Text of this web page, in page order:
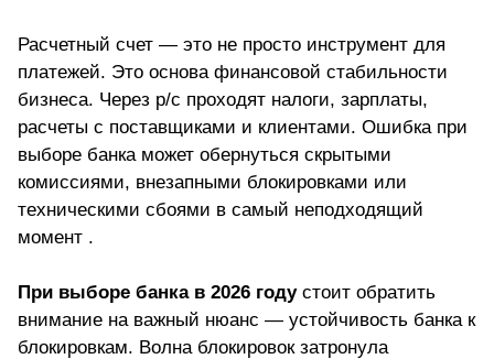
Расчетный счет — это не просто инструмент для
платежей. Это основа финансовой стабильности
бизнеса. Через р/с проходят налоги, зарплаты,
расчеты с поставщиками и клиентами. Ошибка при
выборе банка может обернуться скрытыми
комиссиями, внезапными блокировками или
техническими сбоями в самый неподходящий
момент .
При выборе банка в 2026 годустоит обратить
внимание на важный нюанс — устойчивость банка к
блокировкам. Волна блокировок затронула